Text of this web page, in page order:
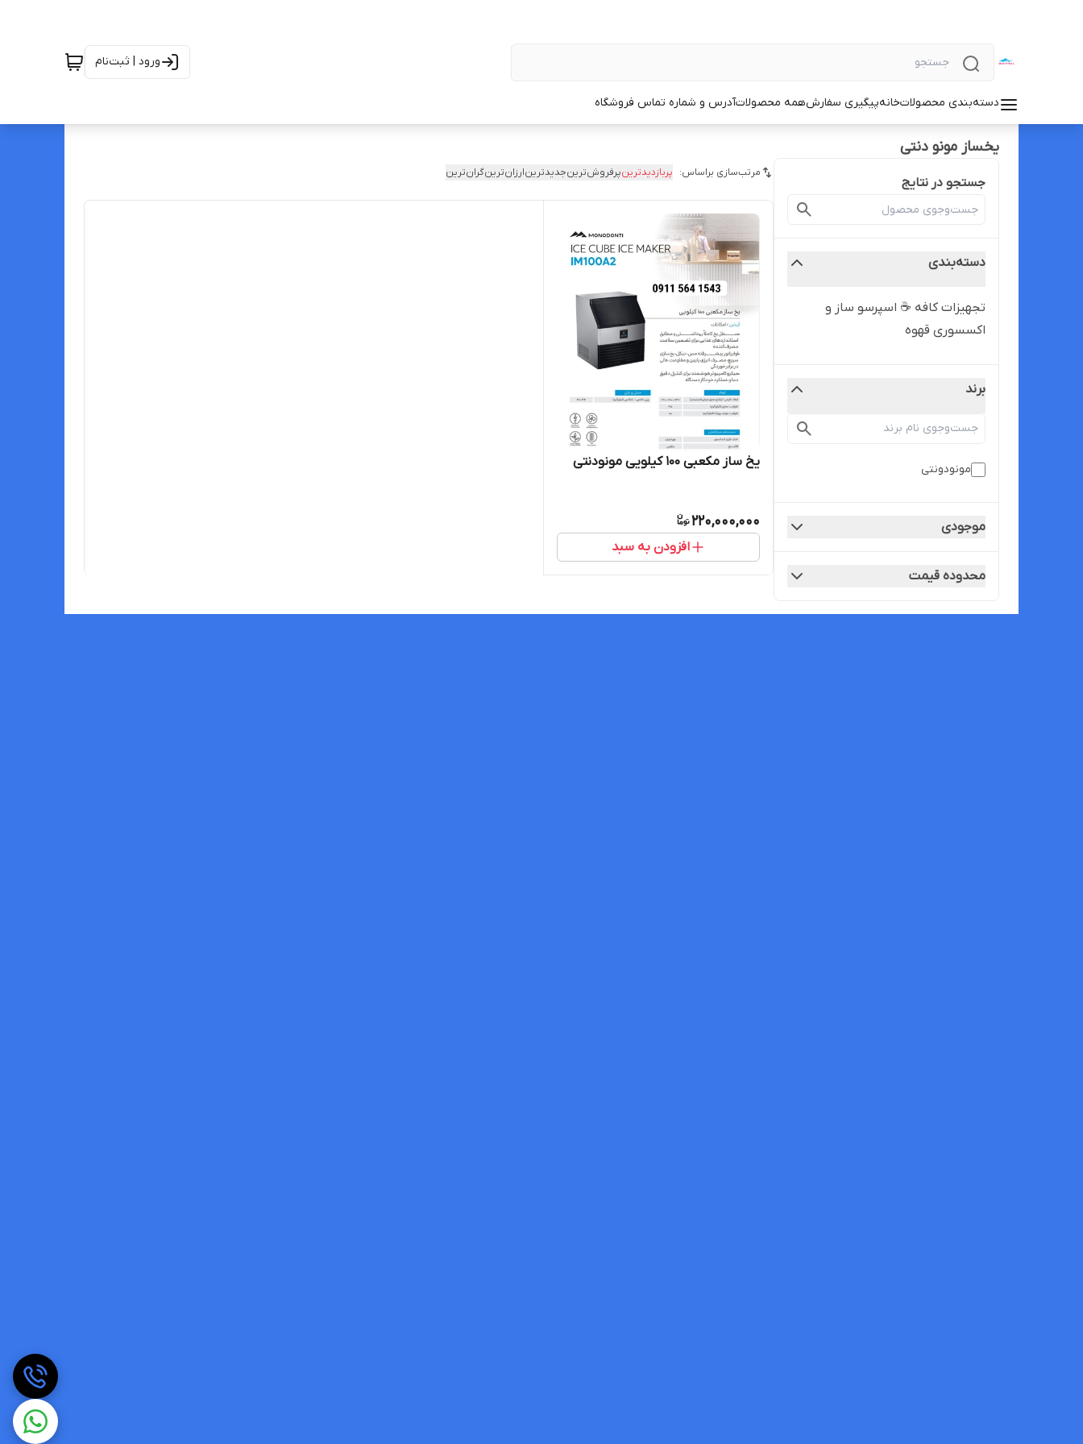
ورود | ثبت‌نام
دسته‌بندی محصولاتخانهپیگیری سفارشهمه محصولاتآدرس و شماره تماس فروشگاه
یخساز مونو دنتی
جستجو در نتایج
دسته‌بندی
تجهیزات کافه ☕️ اسپرسو ساز و
اکسسوری قهوه
برند
مونودونتی
موجودی
محدوده قیمت
مرتب‌سازی براساس: پربازدیدترینپرفروش‌ترینجدیدترینارزان‌ترینگران‌ترین
یخ ساز مکعبی ۱۰۰ کیلویی مونودنتی
220,000,000
افزودن به سبد